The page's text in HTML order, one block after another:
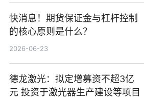
快消息！期货保证金与杠杆控制
的核心原则是什么？
2026-06-23
德龙激光：拟定增募资不超3亿
元 投资于激光器生产建设等项目